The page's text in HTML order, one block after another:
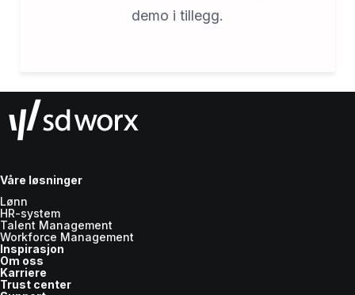
demo i tillegg.
Våre løsninger
Lønn
HR-system
Talent Management
Workforce Management
Inspirasjon
Om oss
Karriere
Trust center